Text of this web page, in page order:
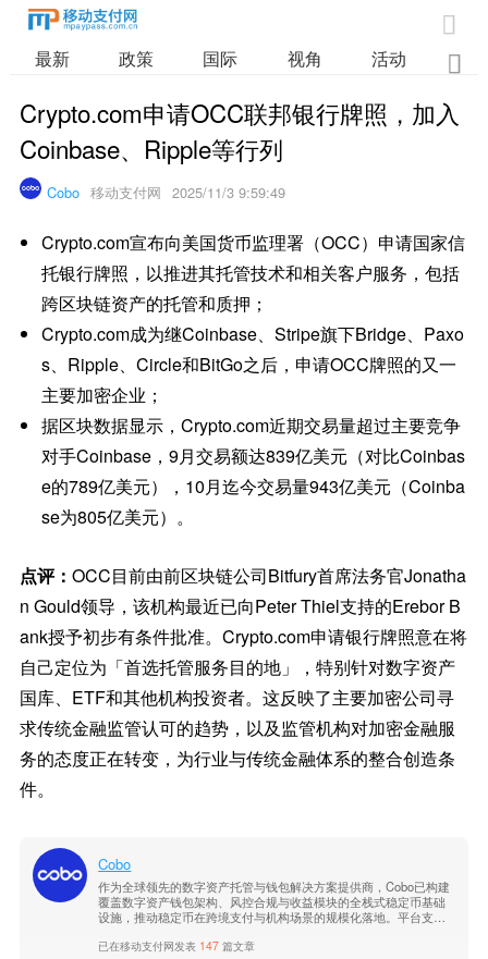

最新 政策 国际 视角 活动 业

Crypto.com申请OCC联邦银行牌照，加入
Coinbase、Ripple等行列
Cobo 移动支付网 2025/11/3 9:59:49
Crypto.com宣布向美国货币监理署（OCC）申请国家信
托银行牌照，以推进其托管技术和相关客户服务，包括
跨区块链资产的托管和质押；
Crypto.com成为继Coinbase、Stripe旗下Bridge、Paxo
s、Ripple、Circle和BitGo之后，申请OCC牌照的又一
主要加密企业；
据区块数据显示，Crypto.com近期交易量超过主要竞争
对手Coinbase，9月交易额达839亿美元（对比Coinbas
e的789亿美元），10月迄今交易量943亿美元（Coinba
se为805亿美元）。
点评： OCC目前由前区块链公司Bitfury首席法务官Jonatha
n Gould领导，该机构最近已向Peter Thiel支持的Erebor B
ank授予初步有条件批准。Crypto.com申请银行牌照意在将
自己定位为「首选托管服务目的地」，特别针对数字资产
国库、ETF和其他机构投资者。这反映了主要加密公司寻
求传统金融监管认可的趋势，以及监管机构对加密金融服
务的态度正在转变，为行业与传统金融体系的整合创造条
件。
Cobo
作为全球领先的数字资产托管与钱包解决方案提供商，Cobo已构建
覆盖数字资产钱包架构、风控合规与收益模块的全栈式稳定币基础
设施，推动稳定币在跨境支付与机构场景的规模化落地。平台支持
obo官网。
已在移动支付网发表 147 篇文章